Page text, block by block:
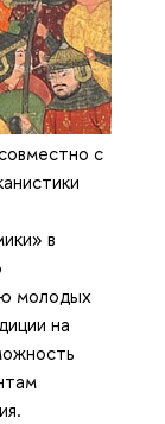
с
в
молодых
на